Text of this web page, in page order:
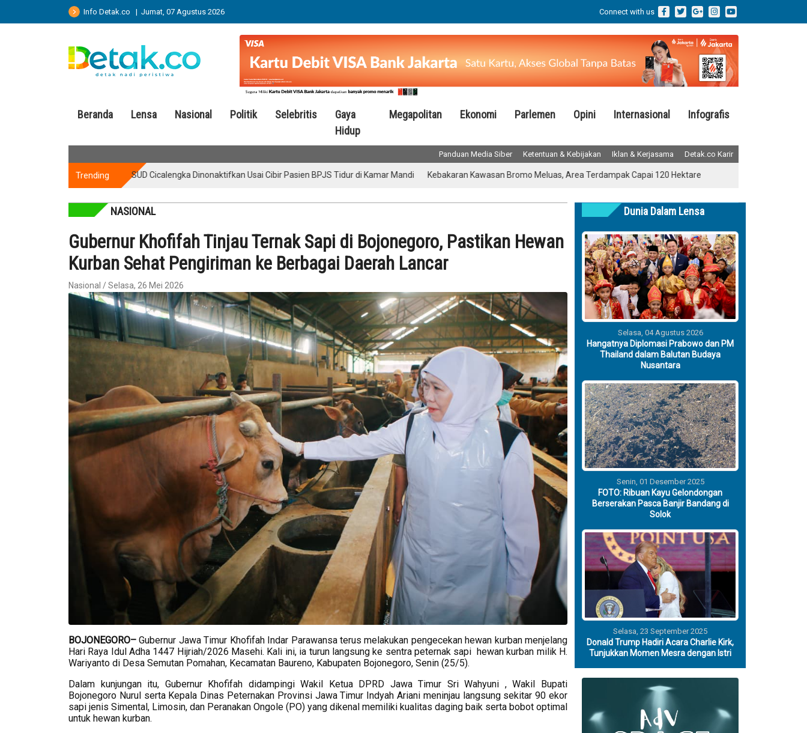
Info Detak.co | Jumat, 07 Agustus 2026 Connect with us
Beranda Lensa Nasional Politik Selebritis
Gaya
Hidup
Megapolitan Ekonomi Parlemen Opini Internasional Infografis
Panduan Media Siber Ketentuan & Kebijakan Iklan & Kerjasama Detak.co Karir
Trending
Perawat RSUD Cicalengka Dinonaktifkan Usai Cibir Pasien BPJS Tidur di Kamar Mandi Kebakaran Kawasan Bromo Meluas, Area Terdampak Capai 120 Hektare Terungkap! Pihak Sekolah Bantah
NASIONAL
Gubernur Khofifah Tinjau Ternak Sapi di Bojonegoro, Pastikan Hewan
Kurban Sehat Pengiriman ke Berbagai Daerah Lancar
Nasional / Selasa, 26 Mei 2026
BOJONEGORO–Gubernur Jawa Timur Khofifah Indar Parawansa terus melakukan pengecekan hewan kurban menjelang
Hari Raya Idul Adha 1447 Hijriah/2026 Masehi. Kali ini, ia turun langsung ke sentra peternak sapi hewan kurban milik H.
Wariyanto di Desa Semutan Pomahan, Kecamatan Baureno, Kabupaten Bojonegoro, Senin (25/5).
Dalam kunjungan itu, Gubernur Khofifah didampingi Wakil Ketua DPRD Jawa Timur Sri Wahyuni , Wakil Bupati
Bojonegoro Nurul serta Kepala Dinas Peternakan Provinsi Jawa Timur Indyah Ariani meninjau langsung sekitar 90 ekor
sapi jenis Simental, Limosin, dan Peranakan Ongole (PO) yang dikenal memiliki kualitas daging baik serta bobot optimal
untuk hewan kurban.
Dunia Dalam Lensa
Selasa, 04 Agustus 2026
Hangatnya Diplomasi Prabowo dan PM
Thailand dalam Balutan Budaya
Nusantara
Senin, 01 Desember 2025
FOTO: Ribuan Kayu Gelondongan
Berserakan Pasca Banjir Bandang di
Solok
Selasa, 23 September 2025
Donald Trump Hadiri Acara Charlie Kirk,
Tunjukkan Momen Mesra dengan Istri